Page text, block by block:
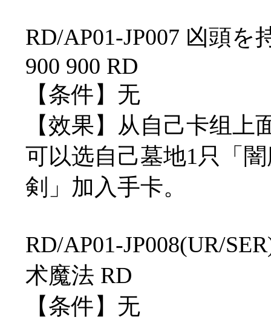
RD/AP01-JP007 凶頭
900 900 RD
【条件】无
【效果】从自己卡组
可以选自己墓地1只「
剣」加入手卡。
RD/AP01-JP008(UR/
术魔法 RD
【条件】无